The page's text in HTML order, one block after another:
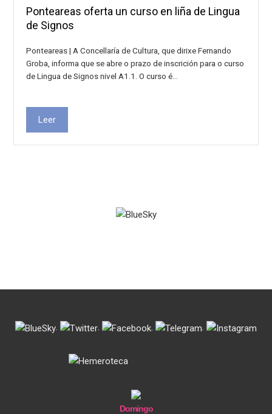
Ponteareas oferta un curso en liña de Lingua
de Signos
Ponteareas | A Concellaría de Cultura, que dirixe Fernando
Groba, informa que se abre o prazo de inscrición para o curso
de Lingua de Signos nivel A1.1. O curso é…
Leer
. . . .
Domingo